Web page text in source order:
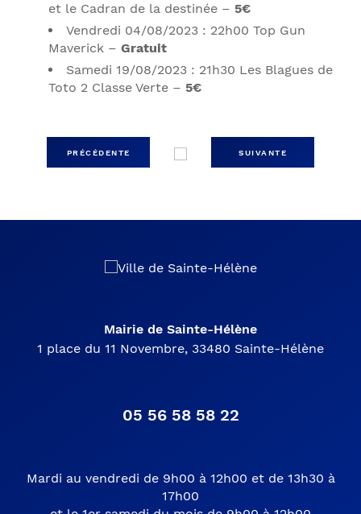
et le Cadran de la destinée – 5€
Vendredi 04/08/2023 : 22h00 Top Gun
Maverick – Gratuit
Samedi 19/08/2023 : 21h30 Les Blagues de
Toto 2 Classe Verte – 5€
PRÉCÉDENTE SUIVANTE
Mairie de Sainte-Hélène
1 place du 11 Novembre, 33480 Sainte-Hélène
05 56 58 58 22
Mardi au vendredi de 9h00 à 12h00 et de 13h30 à
17h00